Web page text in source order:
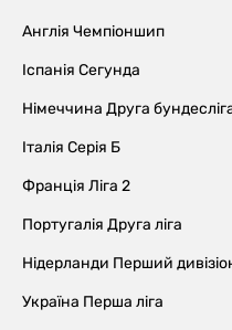
Англія Чемпіоншип
Іспанія Сегунда
Німеччина Друга
Італія Серія Б
Франція Ліга 2
Португалія Друга ліга
Нідерланди Перший
Україна Перша ліга